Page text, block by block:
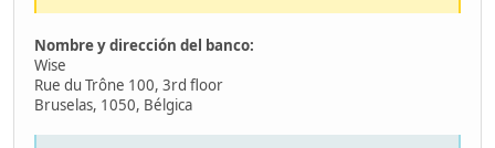
Nombre y dirección del banco:
Wise
Rue du Trône 100, 3rd floor
Bruselas, 1050, Bélgica